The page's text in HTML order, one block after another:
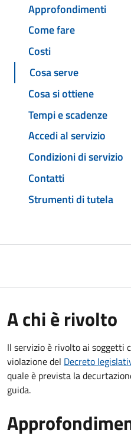
Approfondimenti
Come fare
Costi
Cosa serve
Cosa si ottiene
Tempi e scadenze
Accedi al servizio
Condizioni di servizio
Contatti
Strumenti di tutela
A chi è rivolto
Il servizio è rivolto ai soggetti
violazione del Decreto
quale è prevista la
guida.